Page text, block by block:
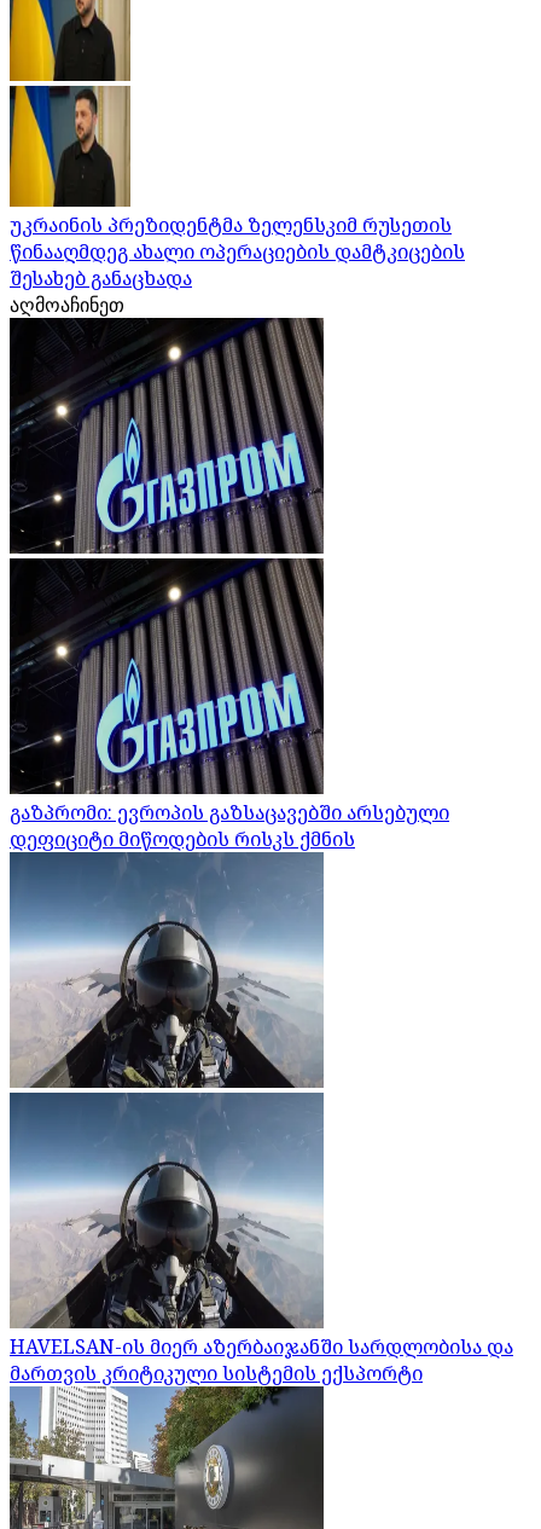
უკრაინის პრეზიდენტმა ზელენსკიმ რუსეთის
წინააღმდეგ ახალი ოპერაციების დამტკიცების
შესახებ განაცხადა
აღმოაჩინეთ
გაზპრომი: ევროპის გაზსაცავებში არსებული
დეფიციტი მიწოდების რისკს ქმნის
HAVELSAN-ის მიერ აზერბაიჯანში სარდლობისა და
მართვის კრიტიკული სისტემის ექსპორტი